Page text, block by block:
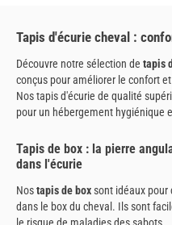
Tapis d'écurie cheval :
Découvre notre sélection de tapis
conçus pour améliorer le confort
Nos tapis d'écurie de qualité
pour un hébergement hygiénique
Tapis de box : la pierre
dans l'écurie
Nostapis de boxsont idéaux pour
dans le box du cheval. Ils sont
le risque de maladies des sabots.